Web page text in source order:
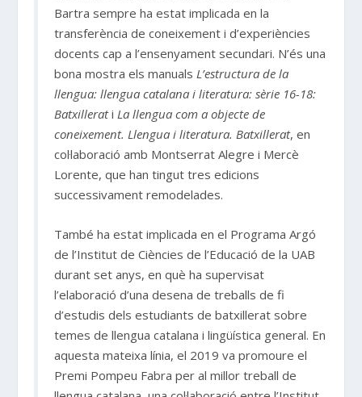
Bartra sempre ha estat implicada en la
transferència de coneixement i d’experiències
docents cap a l’ensenyament secundari. N’és una
bona mostra els manuals L’estructura de la
llengua: llengua catalana i literatura: sèrie 16-18:
Batxillerati La llengua com a objecte de
coneixement. Llengua i literatura. Batxillerat, en
col·laboració amb Montserrat Alegre i Mercè
Lorente, que han tingut tres edicions
successivament remodelades.
També ha estat implicada en el Programa Argó
de l’Institut de Ciències de l’Educació de la UAB
durant set anys, en què ha supervisat
l’elaboració d’una desena de treballs de fi
d’estudis dels estudiants de batxillerat sobre
temes de llengua catalana i lingüística general. En
aquesta mateixa línia, el 2019 va promoure el
Premi Pompeu Fabra per al millor treball de